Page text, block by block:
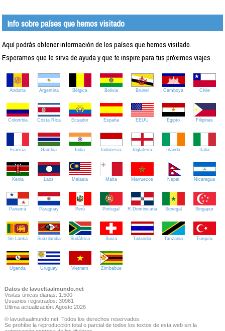
Info sobre países que hemos visitado
Aquí podrás obtener información de los países que hemos visitado.
Esperamos que te sirva de ayuda y que te inspire para tus próximos viajes.
Andorra Argentina Bélgica Bolivia Brunei Camboya Chile
Colombia Costa Rica Ecuador España EEUU Egipto Filipinas
Francia Gambia India Indonesia Inglaterra Irlanda Italia
Kenia Laos Malasia Malta Marruecos Nepal Nicaragua
Panamá Paraguay Perú Portugal R.Dominicana Senegal Singapur
Sri Lanka Suazilandia Sudáfrica Suiza Tailandia Tanzania Turquía
Uganda Uruguay Vietnam Zimbabue
Datos de lavueltaalmundo.net
Visitas únicas diarias: 1.500
Usuarios registrados: 30961
Última actualización: Agosto 2026
© lavueltaalmundo.net. Todos los derechos reservados.
Se prohíbe la reproducción total o parcial de todos los textos de esta web sin la